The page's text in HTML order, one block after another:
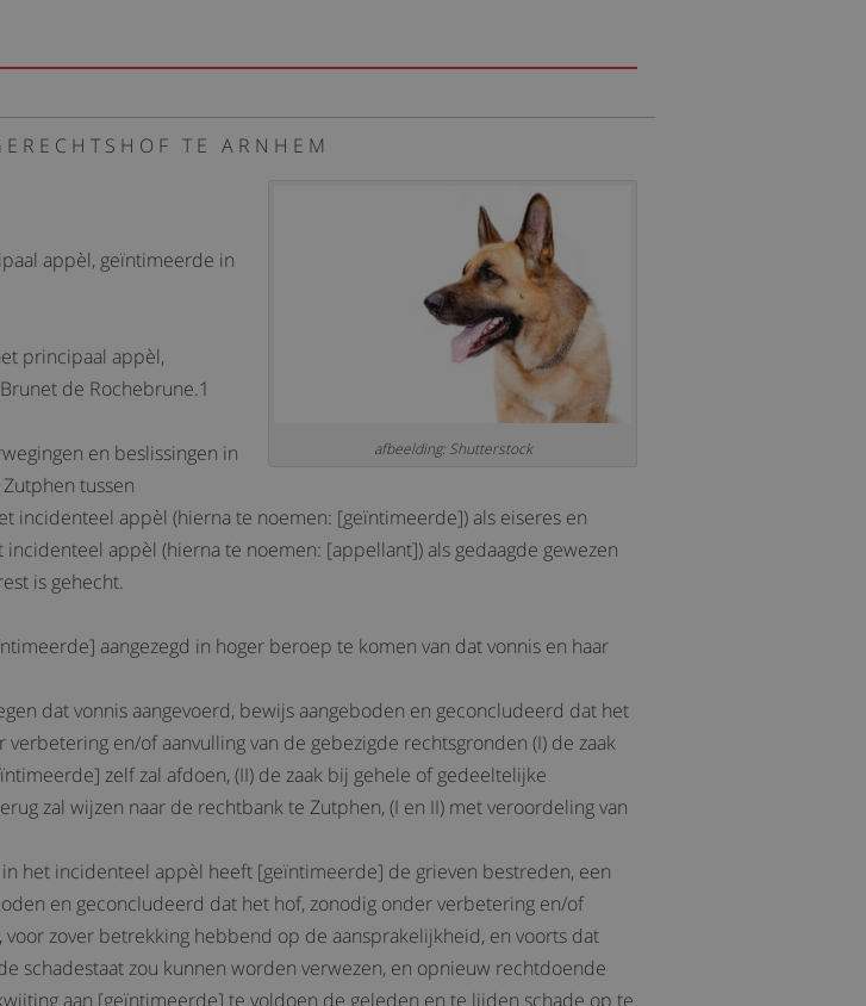
R E C H T S H O F T E A R N H E M
afbeelding: Shutterstock
appèl, geïntimeerde in
principaal appèl,
de Rochebrune.1
en beslissingen in
tussen
incidenteel appèl (hierna te noemen: [geïntimeerde]) als eiseres en
appèl (hierna te noemen: [appellant]) als gedaagde gewezen
is gehecht.
aangezegd in hoger beroep te komen van dat vonnis en haar
dat vonnis aangevoerd, bewijs aangeboden en geconcludeerd dat het
en/of aanvulling van de gebezigde rechtsgronden (I) de zaak
zelf zal afdoen, (II) de zaak bij gehele of gedeeltelijke
zal wijzen naar de rechtbank te Zutphen, (I en II) met veroordeling van
het incidenteel appèl heeft [geïntimeerde] de grieven bestreden, een
en geconcludeerd dat het hof, zonodig onder verbetering en/of
zover betrekking hebbend op de aansprakelijkheid, en voorts dat
schadestaat zou kunnen worden verwezen, en opnieuw rechtdoende
aan [geïntimeerde] te voldoen de geleden en te lijden schade op te